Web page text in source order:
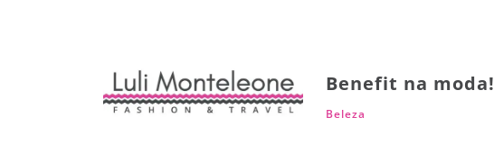
Benefit na moda!
Beleza